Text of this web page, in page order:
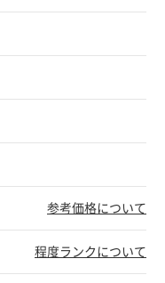
参考価格について
程度ランクについて